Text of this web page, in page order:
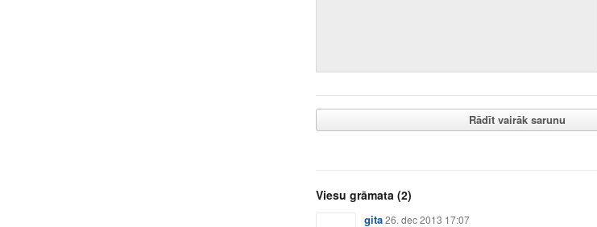
Rādīt vairāk sarunu
Viesu grāmata (2)
gita26. dec 2013 17:07